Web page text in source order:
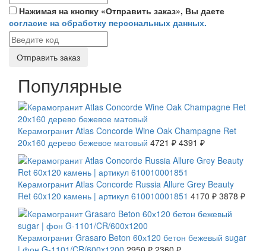
Нажимая на кнопку «Отправить заказ», Вы даете
согласие на обработку персональных данных.
Отправить заказ
Популярные
СКИДКА 7 %
Керамогранит Atlas Concorde Wine Oak Champagne Ret
20х160 дерево бежевое матовый 4721 ₽ 4391 ₽
Керамогранит Atlas Concorde Russia Allure Grey Beauty
Ret 60x120 камень | артикул 610010001851 4170 ₽ 3878 ₽
Керамогранит Grasaro Beton 60х120 бетон бежевый sugar